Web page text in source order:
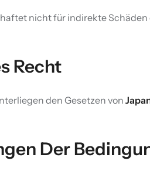
haftet nicht für indirekte
Recht
den Gesetzen von
Der